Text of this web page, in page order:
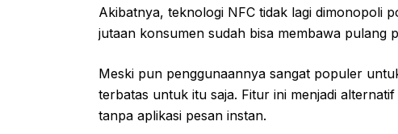
Akibatnya, teknologi NFC tidak lagi dimonopoli
jutaan konsumen sudah bisa membawa pulang
Meski pun penggunaannya sangat populer
terbatas untuk itu saja. Fitur ini menjadi
tanpa aplikasi pesan instan.